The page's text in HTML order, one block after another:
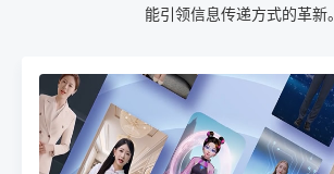
能引领信息传递方式的革新。